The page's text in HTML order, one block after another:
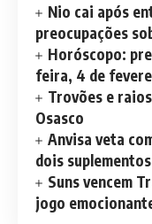
Nio cai após
preocupações
Horóscopo:
feira, 4 de
Trovões e
Osasco
Anvisa veta
dois suplementos
Suns vencem
jogo